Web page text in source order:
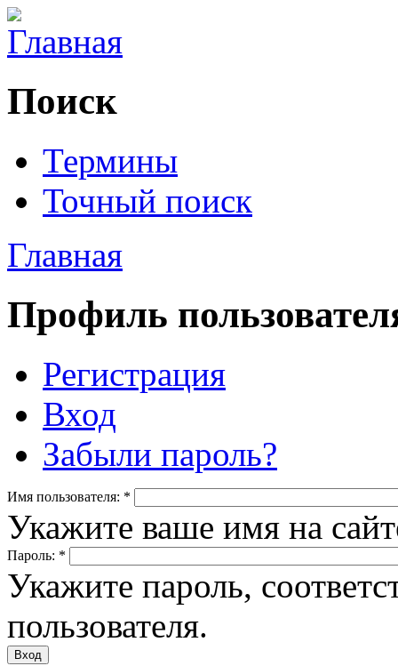
Поиск
Термины
Точный поиск
Главная
Профиль
Регистрация
Вход
Забыли пароль?
Имя пользователя: *
Укажите ваше имя на
Пароль: *
Укажите пароль,
пользователя.